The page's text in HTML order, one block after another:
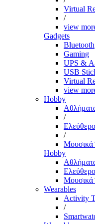
Virtual
/
view
Gadgets
Bluetooth
Gaming
UPS &
USB
Virtual
view
Hobby
/
/
Μουσικά
Hobby
Μουσικά
Wearables
Activity
/